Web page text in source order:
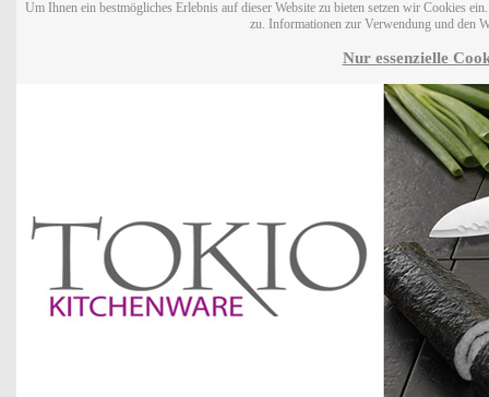
Um Ihnen ein bestmögliches Erlebnis auf dieser Website zu bieten setzen wir Cookies
zu. Informationen zur Verwendung und den
Nur essenzielle